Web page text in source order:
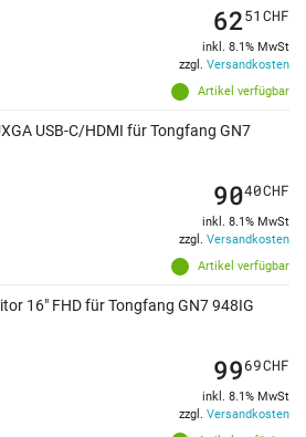
Artikel verfügbar
6251 CHF
inkl. 8.1% MwSt
zzgl. Versandkosten
USB-C/HDMI für Tongfang GN7
Artikel verfügbar
9040CHF
inkl. 8.1% MwSt
zzgl. Versandkosten
16" FHD für Tongfang GN7 948IG
9969CHF
inkl. 8.1% MwSt
zzgl. Versandkosten